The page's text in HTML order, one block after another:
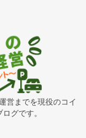
営までを現役のコイ
グです。